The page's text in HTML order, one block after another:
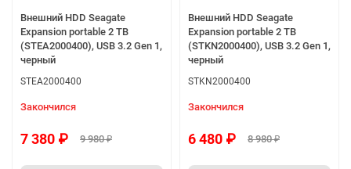
Внешний HDD Seagate
Expansion portable 2 TB
(STEA2000400), USB 3.2 Gen 1,
черный
STEA2000400
Закончился
7 380 ₽ 9 980 ₽
Внешний HDD Seagate
Expansion portable 2 TB
(STKN2000400), USB 3.2 Gen 1,
черный
STKN2000400
Закончился
6 480 ₽ 8 980 ₽